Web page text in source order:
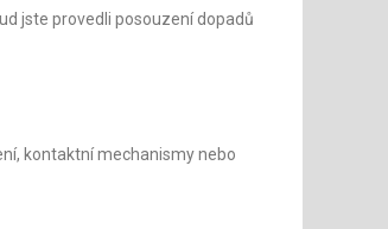
jste provedli posouzení dopadů
kontaktní mechanismy nebo